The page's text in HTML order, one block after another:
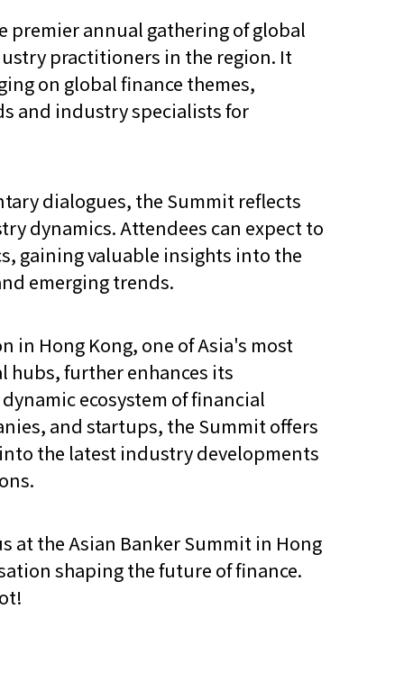
語文內容 招聘
premier annual gathering of global
practitioners in the region. It
on global finance themes,
and industry specialists for
dialogues, the Summit reflects
dynamics. Attendees can expect to
gaining valuable insights into the
emerging trends.
in Hong Kong, one of Asia's most
further enhances its
ecosystem of financial
and startups, the Summit offers
the latest industry developments
at the Asian Banker Summit in Hong
shaping the future of finance.